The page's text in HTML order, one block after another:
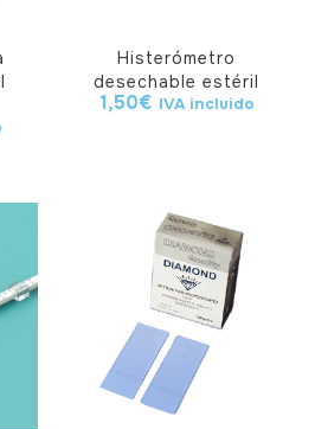
Histerómetro
desechable estéril
1,50€ IVA incluido